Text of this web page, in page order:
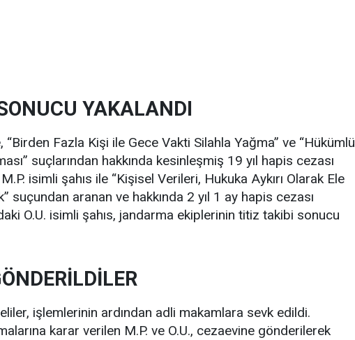
YAKALANDI
Fazla Kişi ile Gece Vakti Silahla Yağma” ve “Hükümlü
suçlarından hakkında kesinleşmiş 19 yıl hapis cezası
isimli şahıs ile “Kişisel Verileri, Hukuka Aykırı Olarak Ele
suçundan aranan ve hakkında 2 yıl 1 ay hapis cezası
O.U. isimli şahıs, jandarma ekiplerinin titiz takibi sonucu
işlemlerinin ardından adli makamlara sevk edildi.
karar verilen M.P. ve O.U., cezaevine gönderilerek